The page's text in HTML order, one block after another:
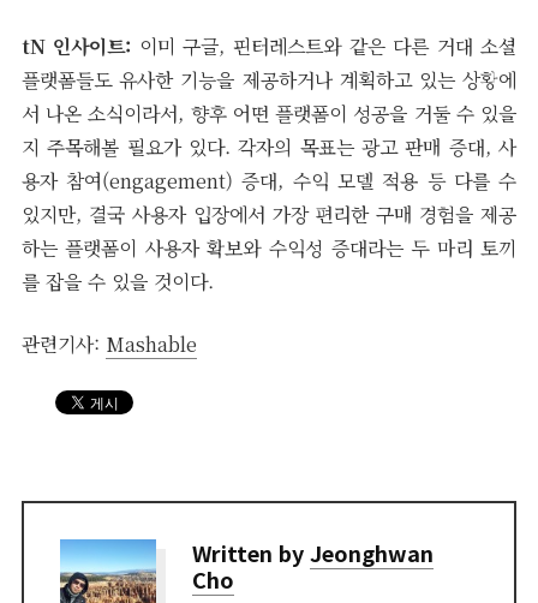
tN 인사이트: 이미 구글, 핀터레스트와 같은 다른 거대 소셜
플랫폼들도 유사한 기능을 제공하거나 계획하고 있는 상황에
서 나온 소식이라서, 향후 어떤 플랫폼이 성공을 거둘 수 있을
지 주목해볼 필요가 있다. 각자의 목표는 광고 판매 증대, 사
용자 참여(engagement) 증대, 수익 모델 적용 등 다를 수
있지만, 결국 사용자 입장에서 가장 편리한 구매 경험을 제공
하는 플랫폼이 사용자 확보와 수익성 증대라는 두 마리 토끼
를 잡을 수 있을 것이다.
관련기사: Mashable
Written byJeonghwan
Cho